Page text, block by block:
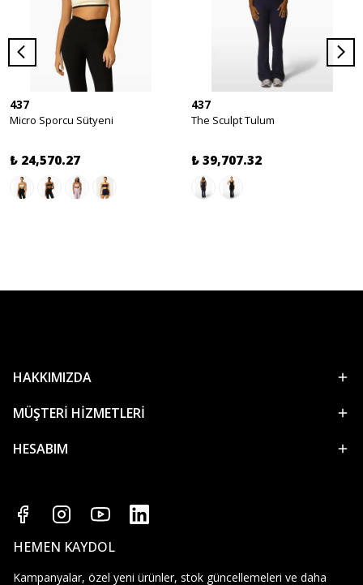
437
Micro Sporcu Sütyeni
₺ 24,570.27
437
The Sculpt Tulum
₺ 39,707.32
HAKKIMIZDA
MÜŞTERİ HİZMETLERİ
HESABIM
HEMEN KAYDOL
Kampanyalar, özel yeni ürünler, stok güncellemeleri ve daha